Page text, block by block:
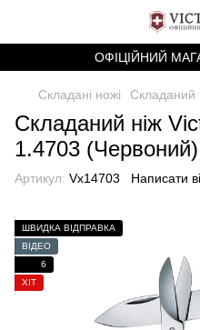
ОФІЦІЙНИЙ
Складані ножі Складаний
Складаний ніж
1.4703 (Червоний)
Артикул: Vx14703 Написати
ШВИДКА ВІДПРАВКА
ВІДЕО
6
ХІТ